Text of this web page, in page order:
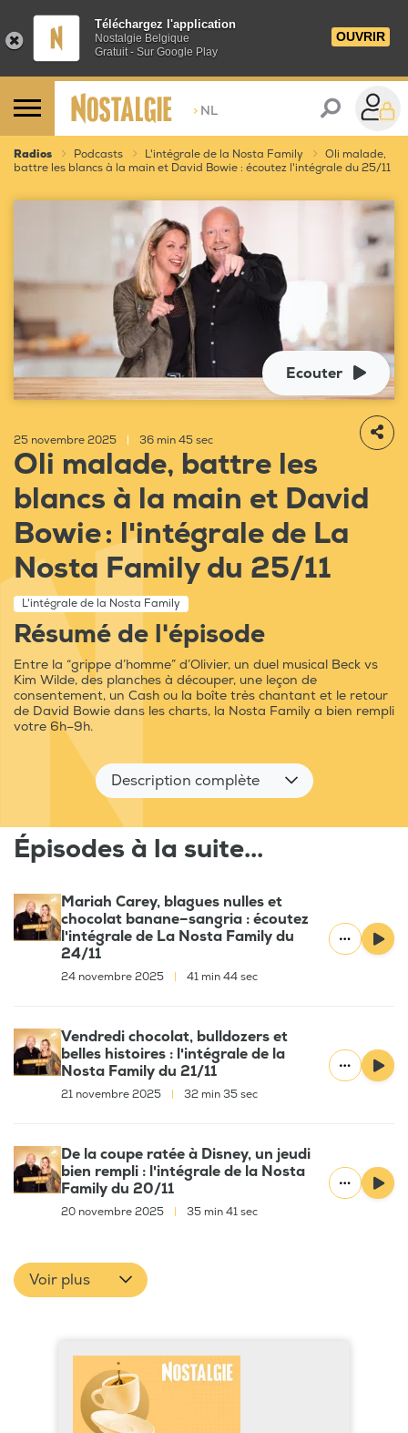
Téléchargez l'application
Nostalgie Belgique
Gratuit - Sur Google Play
OUVRIR
> NL
Radios Podcasts L'intégrale de la Nosta Family
Oli malade,
battre les blancs à la main et David Bowie : écoutez l'intégrale du 25/11
Ecouter
25 novembre 2025 36 min 45 sec
Oli malade, battre les
blancs à la main et David
Bowie : l'intégrale de La
Nosta Family du 25/11
L'intégrale de la Nosta Family
Résumé de l'épisode
Entre la “grippe d’homme” d’Olivier, un duel musical Beck vs
Kim Wilde, des planches à découper, une leçon de
consentement, un Cash ou la boîte très chantant et le retour
de David Bowie dans les charts, la Nosta Family a bien rempli
votre 6h–9h.
Description complète
Épisodes à la suite...
Mariah Carey, blagues nulles et
chocolat banane–sangria : écoutez
l'intégrale de La Nosta Family du
24/11
24 novembre 2025 41 min 44 sec
Vendredi chocolat, bulldozers et
belles histoires : l'intégrale de la
Nosta Family du 21/11
21 novembre 2025 32 min 35 sec
De la coupe ratée à Disney, un jeudi
bien rempli : l'intégrale de la Nosta
Family du 20/11
20 novembre 2025 35 min 41 sec
Voir plus